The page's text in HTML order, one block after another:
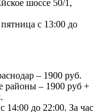
шоссе 50/1,
с 13:00 до
– 1900 руб.
районы – 1900 руб +
14:00 до 22:00. За час